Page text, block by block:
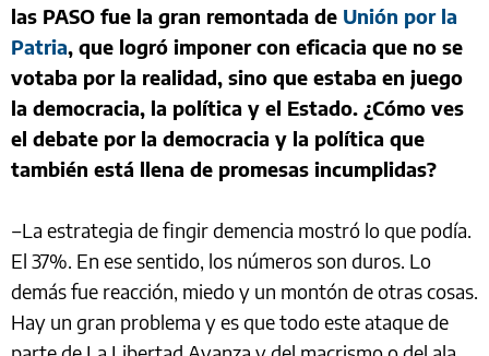
las PASO fue la gran remontada de Unión por la
Patria, que logró imponer con eficacia que no se
votaba por la realidad, sino que estaba en juego
la democracia, la política y el Estado. ¿Cómo ves
el debate por la democracia y la política que
también está llena de promesas incumplidas?
‒La estrategia de fingir demencia mostró lo que podía.
El 37%. En ese sentido, los números son duros. Lo
demás fue reacción, miedo y un montón de otras cosas.
Hay un gran problema y es que todo este ataque de